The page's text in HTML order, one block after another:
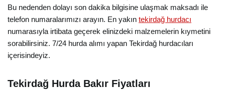
Bu nedenden dolayı son dakika bilgisine ulaşmak maksadı ile
telefon numaralarımızı arayın. En yakın tekirdağ hurdacı
numarasıyla irtibata geçerek elinizdeki malzemelerin kıymetini
sorabilirsiniz. 7/24 hurda alımı yapan Tekirdağ hurdacıları
içerisindeyiz.
Tekirdağ Hurda Bakır Fiyatları